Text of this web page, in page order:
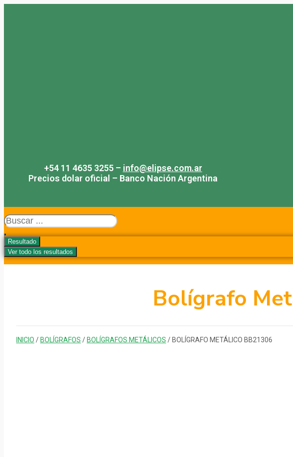
+54 11 4635 3255 – info@elipse.com.ar
Precios dolar oficial – Banco Nación Argentina
Search
...
Resultado
Ver todo los resultados
Bolígrafo
INICIO / BOLÍGRAFOS / BOLÍGRAFOS METÁLICOS / BOLÍGRAFO METÁLICO BB21306